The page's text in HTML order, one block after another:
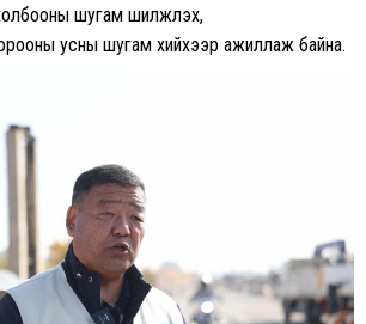
шугам шилжүүлэх,
усны шугам хийхээр ажиллаж байна.